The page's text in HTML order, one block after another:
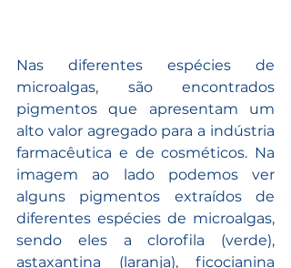
Nas diferentes espécies de
microalgas, são encontrados
pigmentos que apresentam um
alto valor agregado para a indústria
farmacêutica e de cosméticos. Na
imagem ao lado podemos ver
alguns pigmentos extraídos de
diferentes espécies de microalgas,
sendo eles a clorofila (verde),
astaxantina (laranja), ficocianina